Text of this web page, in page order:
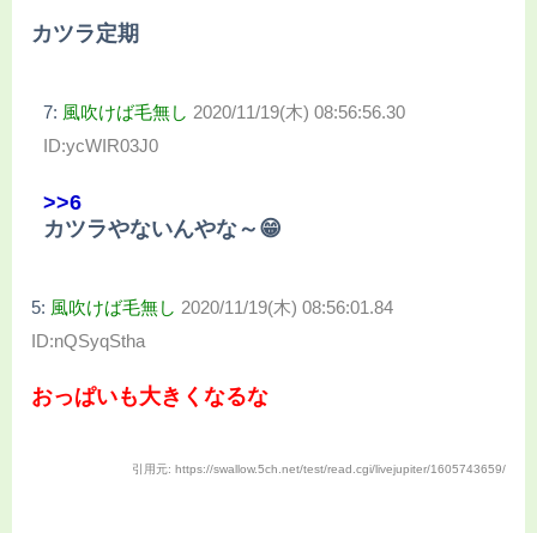
カツラ定期
7: 風吹けば毛無し 2020/11/19(木) 08:56:56.30
ID:ycWIR03J0
>>6
カツラやないんやな～😁
5: 風吹けば毛無し 2020/11/19(木) 08:56:01.84
ID:nQSyqStha
おっぱいも大きくなるな
引用元: https://swallow.5ch.net/test/read.cgi/livejupiter/1605743659/